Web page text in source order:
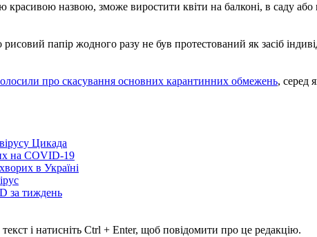
красивою назвою, зможе виростити квіти на балконі, в саду
папір жодного разу не був протестований як засіб
про скасування основних карантинних обмежень, серед
Цикада
на COVID-19
в Україні
за тиждень
і натисніть Ctrl + Enter, щоб повідомити про це редакцію.